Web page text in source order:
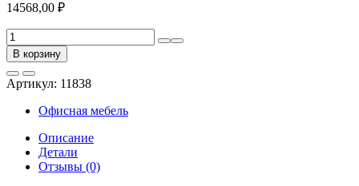
14568,00 ₽
Количество
товара
Desk
white
/
black
В корзину
Артикул: 11838
Офисная мебель
Описание
Детали
Отзывы (0)